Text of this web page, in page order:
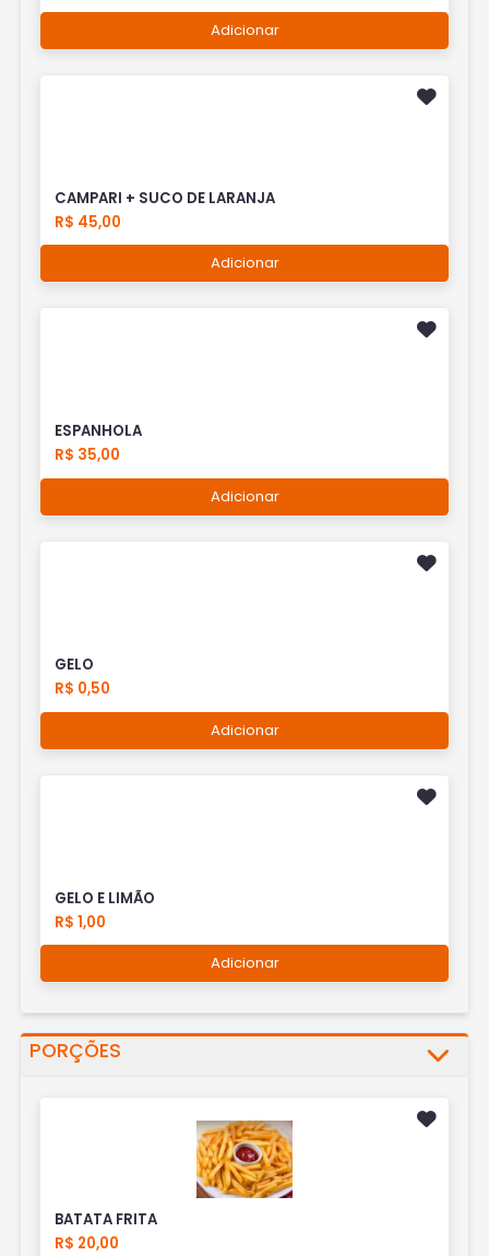
Adicionar
CAMPARI + SUCO DE LARANJA
R$ 45,00
Adicionar
ESPANHOLA
R$ 35,00
Adicionar
GELO
R$ 0,50
Adicionar
GELO E LIMÃO
R$ 1,00
Adicionar
PORÇÕES
BATATA FRITA
R$ 20,00